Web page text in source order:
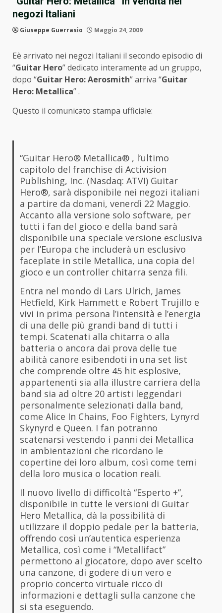
negozi Italiani
Giuseppe Guerrasio Maggio 24, 2009
Eè arrivato nei negozi Italiani il secondo episodio di
“Guitar Hero” dedicato interamente ad un gruppo,
dopo “Guitar Hero: Aerosmith” arriva “Guitar
Hero: Metallica” .
Questo il comunicato stampa ufficiale:
“Guitar Hero® Metallica® , l’ultimo
capitolo del franchise di Activision
Publishing, Inc. (Nasdaq: ATVI) Guitar
Hero®, sarà disponibile nei negozi italiani
a partire da domani, venerdì 22 Maggio.
Accanto alla versione solo software, per
tutti i fan del gioco e della band sarà
disponibile una speciale versione esclusiva
per l’Europa che includerà un esclusivo
faceplate in stile Metallica, una copia del
gioco e un controller chitarra senza fili.
Entra nel mondo di Lars Ulrich, James
Hetfield, Kirk Hammett e Robert Trujillo e
vivi in prima persona l’intensità e l’energia
di una delle più grandi band di tutti i
tempi. Scatenati alla chitarra o alla
batteria o ancora dai prova delle tue
abilità canore esibendoti in una set list
che comprende oltre 45 hit esplosive,
appartenenti sia alla illustre carriera della
band sia ad oltre 20 artisti leggendari
personalmente selezionati dalla band,
come Alice In Chains, Foo Fighters, Lynyrd
Skynyrd e Queen. I fan potranno
scatenarsi vestendo i panni dei Metallica
in ambientazioni che ricordano le
copertine dei loro album, così come temi
della loro musica o location reali.
Il nuovo livello di difficoltà “Esperto +”,
disponibile in tutte le versioni di Guitar
Hero Metallica, dà la possibilità di
utilizzare il doppio pedale per la batteria,
offrendo così un’autentica esperienza
Metallica, così come i “Metallifact”
permettono al giocatore, dopo aver scelto
una canzone, di godere di un vero e
proprio concerto virtuale ricco di
informazioni e dettagli sulla canzone che
si sta eseguendo.